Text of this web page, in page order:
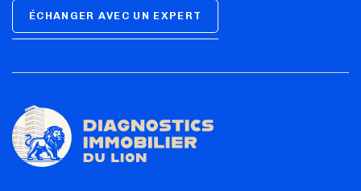
ÉCHANGER AVEC UN EXPERT